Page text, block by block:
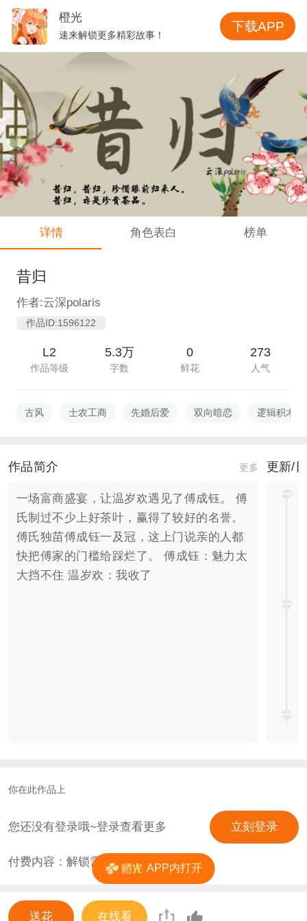
详情 角色表白 榜单
昔归
作者:云深polaris
作品ID:1596122
L2
作品等级
5.3万
字数
0
鲜花
273
人气
古风 士农工商 先婚后爱 双向暗恋 逻辑积木α
作品简介 更多
一场富商盛宴，让温岁欢遇见了傅成钰。 傅
氏制过不少上好茶叶，赢得了较好的名誉。
傅氏独苗傅成钰一及冠，这上门说亲的人都
快把傅家的门槛给踩烂了。 傅成钰：魅力太
大挡不住 温岁欢：我收了
更新/
你在此作品上
您还没有登录哦~登录查看更多 立刻登录
付费内容：解锁需 0花
送花 在线看
橙光
速来解锁更多精彩故事！
下载APP
APP内打开